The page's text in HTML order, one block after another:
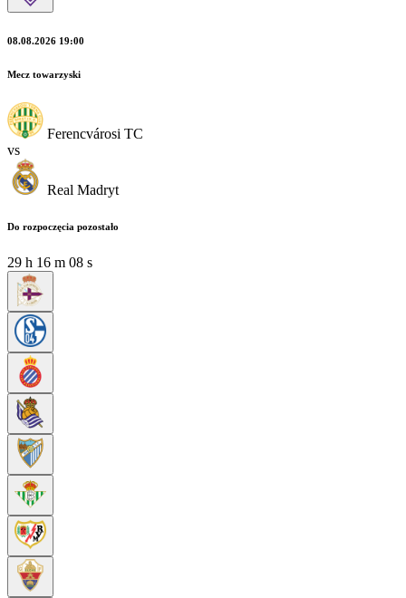
08.08.2026 19:00
Mecz towarzyski
Ferencvárosi TC
vs
Real Madryt
Do rozpoczęcia pozostało
29 h 16 m 06 s